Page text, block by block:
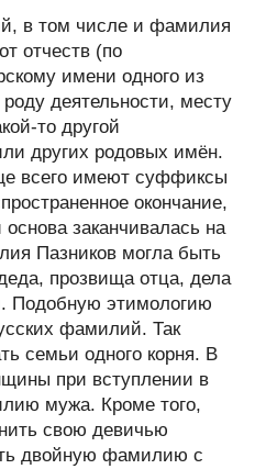
в том числе и фамилия
отчеств (по
имени одного из
деятельности, месту
то другой
других родовых имён.
всего имеют суффиксы
окончание,
заканчивалась на
Пазников могла быть
прозвища отца, дела
Подобную этимологию
фамилий. Так
семьи одного корня. В
при вступлении в
мужа. Кроме того,
свою девичью
двойную фамилию с